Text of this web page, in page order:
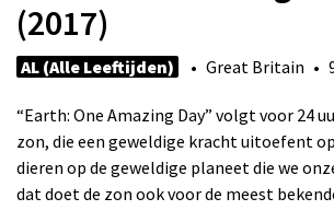
(2017)
AL (Alle Leeftijden) • Great Britain •
“Earth: One Amazing Day” volgt voor 24
zon, die een geweldige kracht uitoefent
dieren op de geweldige planeet die we
dat doet de zon ook voor de meest